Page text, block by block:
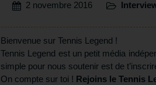
2 novembre 2016
Bienvenue sur Tennis Legend !
Tennis Legend est un petit média
simple pour nous soutenir est de
On compte sur toi ! Rejoins le Tennis